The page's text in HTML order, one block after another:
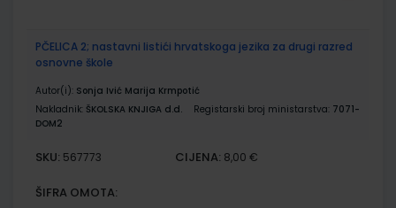
PČELICA 2; nastavni listići hrvatskoga jezika za drugi razred
osnovne škole
Autor(i): Sonja Ivić Marija Krmpotić
Nakladnik: ŠKOLSKA KNJIGA d.d. Registarski broj ministarstva: 7071-
DOM2
SKU: 567773 CIJENA: 8,00 €
ŠIFRA OMOTA: